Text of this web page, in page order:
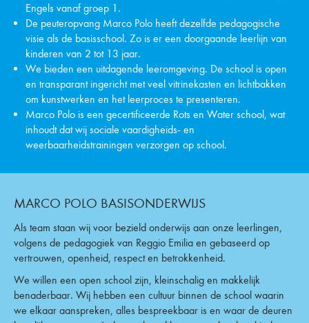
Engels vanaf groep 1.
De peuteropvang Marco Polo heeft dezelfde pedagogische
visie als de basisschool. Zo is er een doorgaande leerlijn van
kinderen van 2 tot 13 jaar.
We bieden een uitdagende leeromgeving. De school is open
en transparant ingericht met veel vitrinekasten en lichtbakken
om kunstwerken en het leerproces te presenteren.
Marco Polo is een gecertificeerde Rots en Water school, wat
inhoudt dat wij sociale vaardigheids- en
weerbaarheidstrainingen verzorgen op school.
MARCO POLO BASISONDERWIJS
Als team staan wij voor bezield onderwijs aan onze leerlingen,
volgens de pedagogiek van Reggio Emilia en gebaseerd op
vertrouwen, openheid, respect en betrokkenheid.
We willen een open school zijn, kleinschalig en makkelijk
benaderbaar. Wij hebben een cultuur binnen de school waarin
we elkaar aanspreken, alles bespreekbaar is en waar de deuren